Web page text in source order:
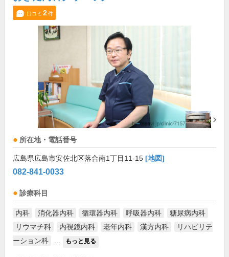
口コミ 2件
所在地・電話番号
広島県広島市安佐北区落合南1丁目11-15 [地図]
082-841-0033
診療科目
内科 消化器内科 循環器内科 呼吸器内科
糖尿病内科
リウマチ科
内視鏡内科 老年内科 漢方内科
リハビリテ
ーション科
もっと見る